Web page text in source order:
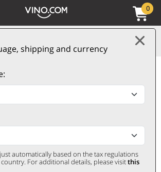
shipping and currency
automatically based on the tax regulations
For additional details, please visitthis
0
Primitivo
Angiuli